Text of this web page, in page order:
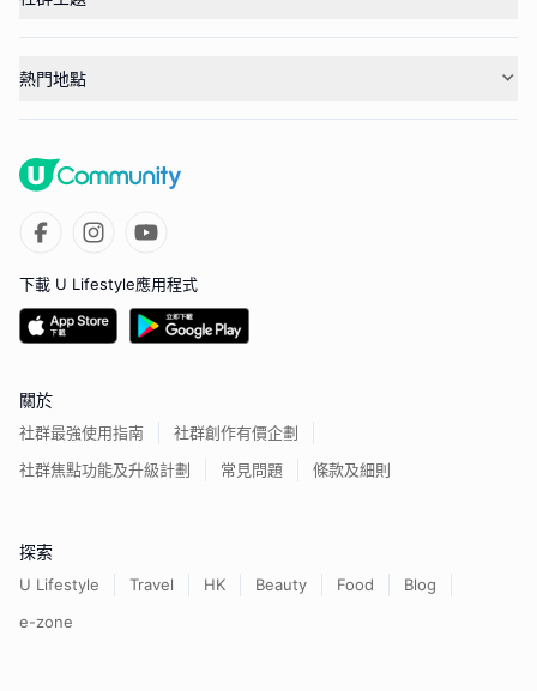
熱門地點
下載 U Lifestyle應用程式
關於
社群最強使用指南
社群創作有價企劃
社群焦點功能及升級計劃
常見問題 條款及細則
探索
U Lifestyle Travel HK Beauty Food
Blog
e-zone